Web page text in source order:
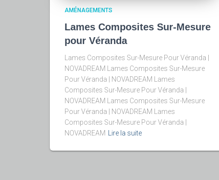
AMÉNAGEMENTS
Lames Composites Sur-Mesure
pour Véranda
Lames Composites Sur-Mesure Pour Véranda |
NOVADREAM Lames Composites Sur-Mesure
Pour Véranda | NOVADREAM Lames
Composites Sur-Mesure Pour Véranda |
NOVADREAM Lames Composites Sur-Mesure
Pour Véranda | NOVADREAM Lames
Composites Sur-Mesure Pour Véranda |
NOVADREAM
Lire la suite